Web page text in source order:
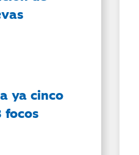
ya cinco
focos